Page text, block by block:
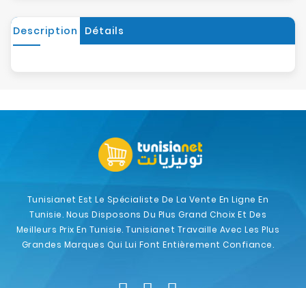
Description Détails
Tunisianet Est Le Spécialiste De La Vente En Ligne En
Tunisie. Nous Disposons Du Plus Grand Choix Et Des
Meilleurs Prix En Tunisie. Tunisianet Travaille Avec Les Plus
Grandes Marques Qui Lui Font Entièrement Confiance.